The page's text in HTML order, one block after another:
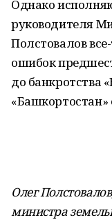
Однако
руководителя
Полстовалов
ошибок
до банкротства
«Башкортостан»
Олег
министра